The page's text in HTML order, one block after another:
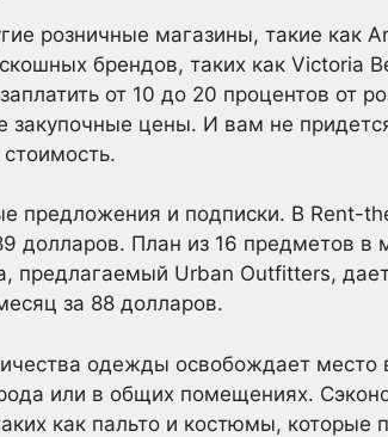
розничные магазины, такие как
брендов, таких как Victoria
от 10 до 20 процентов от
закупочные цены. И вам не
предложения и подписки. В Rent-
долларов. План из 16 предметов в
предлагаемый Urban Outfitters,
за 88 долларов.
одежды освобождает
или в общих помещениях.
как пальто и костюмы, которые